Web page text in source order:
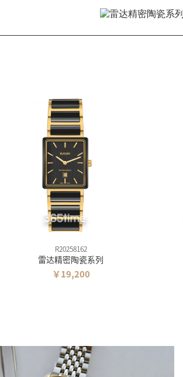
R20258162
雷达精密陶瓷系列
￥19,200